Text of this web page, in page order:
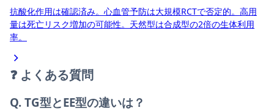
抗酸化作用は確認済み。心血管予防は大規模RCTで否定的。高用
量は死亡リスク増加の可能性。天然型は合成型の2倍の生体利用
率。
❓ よくある質問
Q. TG型とEE型の違いは？